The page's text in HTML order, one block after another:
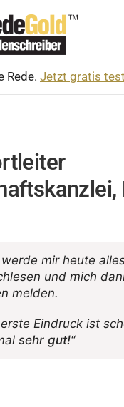
Rede. Jetzt gratis
werde mir heute
und mich
melden.
Eindruck ist
sehr gut!“